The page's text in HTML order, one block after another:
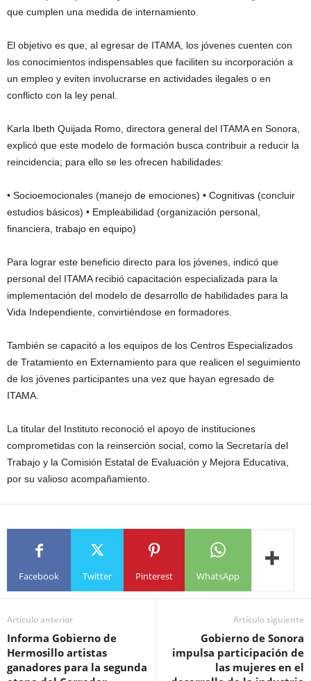
que cumplen una medida de internamiento.
El objetivo es que, al egresar de ITAMA, los jóvenes cuenten con
los conocimientos indispensables que faciliten su incorporación a
un empleo y eviten involucrarse en actividades ilegales o en
conflicto con la ley penal.
Karla Ibeth Quijada Romo, directora general del ITAMA en Sonora,
explicó que este modelo de formación busca contribuir a reducir la
reincidencia; para ello se les ofrecen habilidades:
• Socioemocionales (manejo de emociones) • Cognitivas (concluir
estudios básicos) • Empleabilidad (organización personal,
financiera, trabajo en equipo)
Para lograr este beneficio directo para los jóvenes, indicó que
personal del ITAMA recibió capacitación especializada para la
implementación del modelo de desarrollo de habilidades para la
Vida Independiente, convirtiéndose en formadores.
También se capacitó a los equipos de los Centros Especializados
de Tratamiento en Externamiento para que realicen el seguimiento
de los jóvenes participantes una vez que hayan egresado de
ITAMA.
La titular del Instituto reconoció el apoyo de instituciones
comprometidas con la reinserción social, como la Secretaría del
Trabajo y la Comisión Estatal de Evaluación y Mejora Educativa,
por su valioso acompañamiento.
Facebook Twitter Pinterest WhatsApp
Artículo anterior
Informa Gobierno de
Hermosillo artistas
ganadores para la segunda
Artículo siguiente
Gobierno de Sonora
impulsa participación de
las mujeres en el